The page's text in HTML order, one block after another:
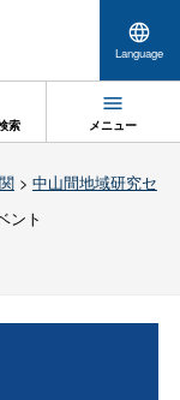
Language
索 メニュー
> 中山間地域研究セ
ント